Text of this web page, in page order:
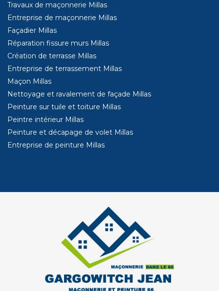
Travaux de maçonnerie Millas
Entreprise de maçonnerie Millas
Façadier Millas
Réparation fissure murs Millas
Création de terrasse Millas
Entreprise de terrassement Millas
Maçon Millas
Nettoyage et ravalement de façade Millas
Peinture sur tuile et toiture Millas
Peintre intérieur Millas
Peinture et décapage de volet Millas
Entreprise de peinture Millas